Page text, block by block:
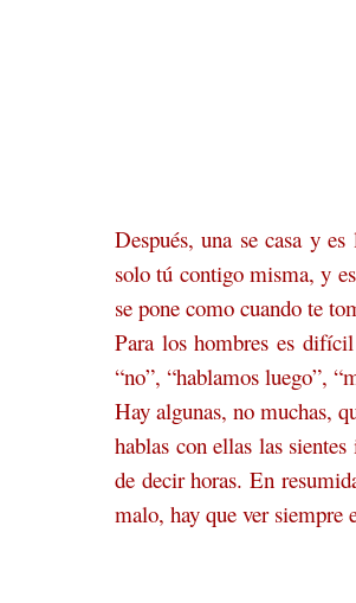
Después, una se casa y
solo tú contigo misma, y
se pone como cuando te
Para los hombres es
“no”, “hablamos luego”,
Hay algunas, no muchas,
hablas con ellas las
de decir horas. En
malo, hay que ver siempre